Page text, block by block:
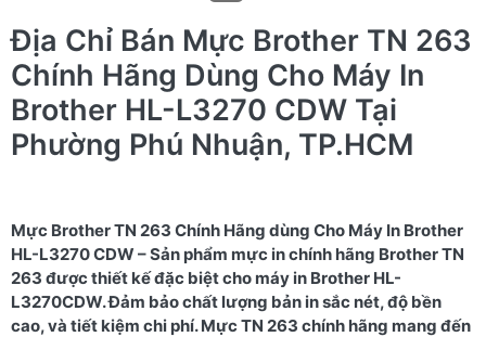
Địa Chỉ Bán Mực Brother TN 263
Chính Hãng Dùng Cho Máy In
Brother HL-L3270 CDW Tại
Phường Phú Nhuận, TP.HCM
Mực Brother TN 263 Chính Hãng dùng Cho Máy In Brother
HL-L3270 CDW – Sản phẩm mực in chính hãng Brother TN
263 được thiết kế đặc biệt cho máy in Brother HL-
L3270CDW. Đảm bảo chất lượng bản in sắc nét, độ bền
cao, và tiết kiệm chi phí. Mực TN 263 chính hãng mang đến